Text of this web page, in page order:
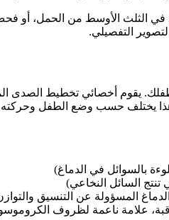
الثلث الأوسط من الحمل، أو
التفصيلي.
يقوم أخصائي تخطيط الصدى
يختلف حسب وضع الطفل وحركته
بالسوائل في الدماغ)
تنتج السائل النخاعي)
المسؤولة عن التنسيق
علامة ناعمة لظروف